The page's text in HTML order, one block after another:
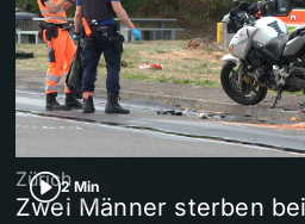
2 Min
Zürich
Zwei Männer sterben